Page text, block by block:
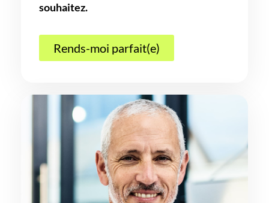
souhaitez.
Rends-moi parfait(e)